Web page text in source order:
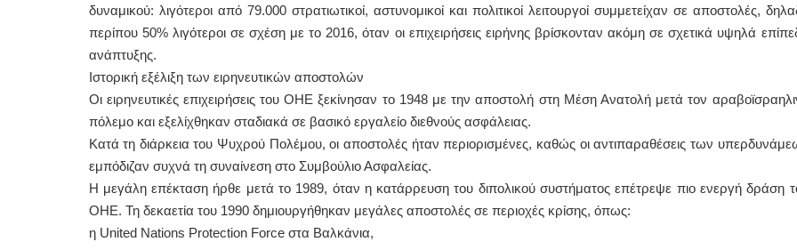
δυναμικού: λιγότεροι από 79.000 στρατιωτικοί, αστυνομικοί και πολιτικοί λειτουργοί συμμετείχαν σε αποστολές,
περίπου 50% λιγότεροι σε σχέση με το 2016, όταν οι επιχειρήσεις ειρήνης βρίσκονταν ακόμη σε σχετικά υψηλά
ανάπτυξης.
Ιστορική εξέλιξη των ειρηνευτικών αποστολών
Οι ειρηνευτικές επιχειρήσεις του ΟΗΕ ξεκίνησαν το 1948 με την αποστολή στη Μέση Ανατολή μετά τον
πόλεμο και εξελίχθηκαν σταδιακά σε βασικό εργαλείο διεθνούς ασφάλειας.
Κατά τη διάρκεια του Ψυχρού Πολέμου, οι αποστολές ήταν περιορισμένες, καθώς οι αντιπαραθέσεις των
εμπόδιζαν συχνά τη συναίνεση στο Συμβούλιο Ασφαλείας.
Η μεγάλη επέκταση ήρθε μετά το 1989, όταν η κατάρρευση του διπολικού συστήματος επέτρεψε πιο ενεργή δράση
ΟΗΕ. Τη δεκαετία του 1990 δημιουργήθηκαν μεγάλες αποστολές σε περιοχές κρίσης, όπως:
η United Nations Protection Force στα Βαλκάνια,